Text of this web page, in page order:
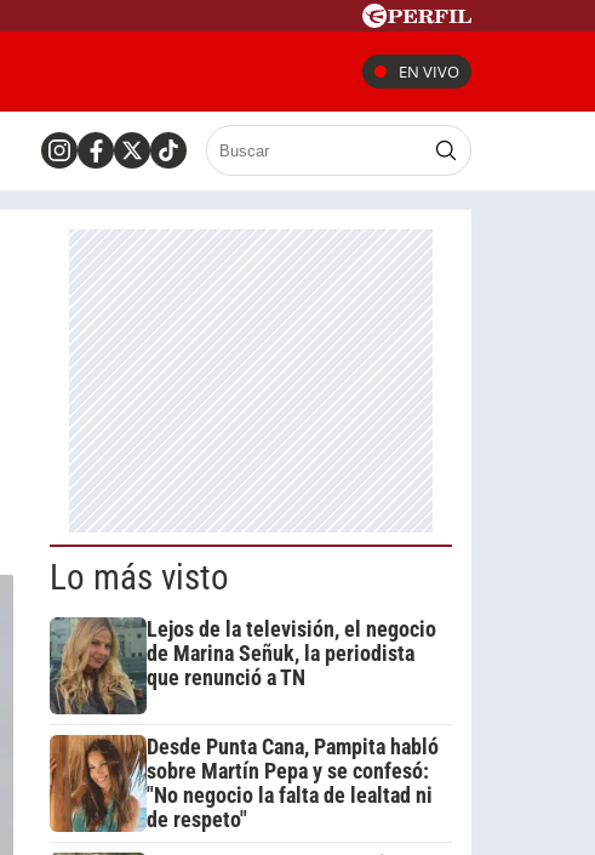
EN VIVO
Lo más visto
Lejos de la televisión, el negocio
de Marina Señuk, la periodista
que renunció a TN
Desde Punta Cana, Pampita habló
sobre Martín Pepa y se confesó:
"No negocio la falta de lealtad ni
de respeto"